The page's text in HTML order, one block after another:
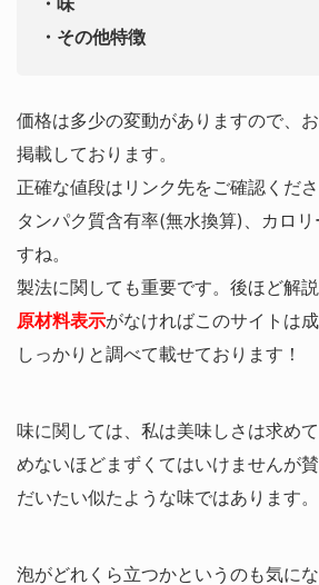
・その他特徴
価格は多少の変動がありますので、
掲載しております。
正確な値段はリンク先をご確認くださ
タンパク質含有率(無水換算)、カロ
すね。
製法に関しても重要です。後ほど解説
原材料表示がなければこのサイトは成
しっかりと調べて載せております！
味に関しては、私は美味しさは求め
めないほどまずくてはいけませんが賛
だいたい似たような味ではあります。
泡がどれくら立つかというのも気にな